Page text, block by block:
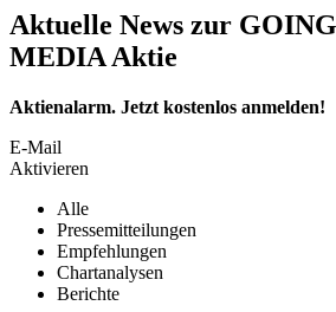
Aktuelle News zur
MEDIA Aktie
Aktienalarm. Jetzt kostenlos anmelden!
E-Mail
Aktivieren
Alle
Pressemitteilungen
Empfehlungen
Chartanalysen
Berichte